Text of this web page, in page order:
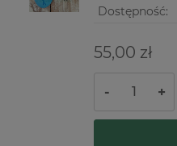
Dostępność:
55,00 zł
- +